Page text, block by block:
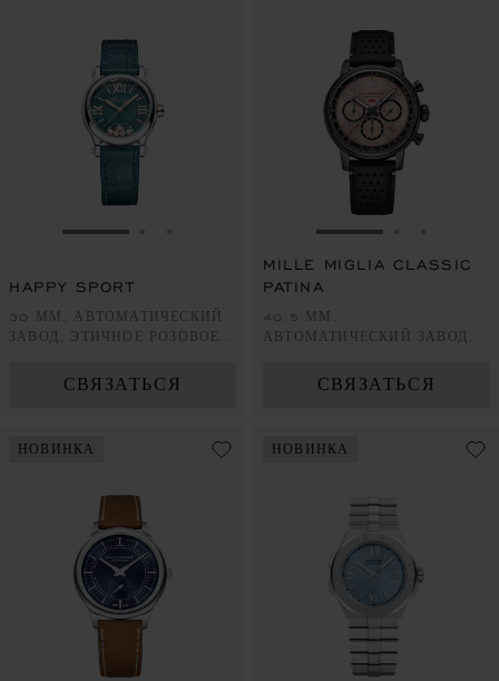
ПЕРЕЙТИ К СЛАЙДУ 1
ПЕРЕЙТИ К СЛАЙДУ 2
ПЕРЕЙТИ К СЛАЙДУ 3
HAPPY SPORT
30 ММ, АВТОМАТИЧЕСКИЙ
ЗАВОД, ЭТИЧНОЕ РОЗОВОЕ
БРИЛЛИАНТЫСВЯЗАТЬСЯ
ПЕРЕЙТИ К
MILLE MIGLIA CLASSIC
PATINA
40,5 ММ,
АВТОМАТИЧЕСКИЙ ЗАВОД,
ПОКРЫТИЕМСВЯЗАТЬСЯ
НОВИНКА НОВИНКА